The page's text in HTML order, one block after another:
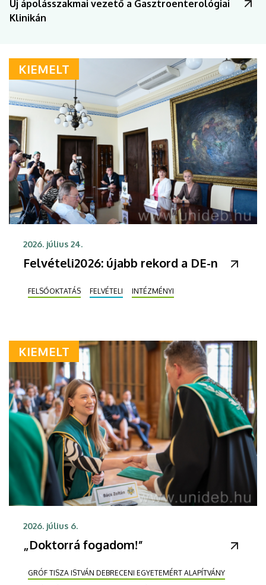
Új ápolásszakmai vezető a Gasztroenterológiai
Klinikán
KIEMELT
2026. július 24.
Felvételi2026: újabb rekord a DE-n
FELSŐOKTATÁS FELVÉTELI INTÉZMÉNYI
KIEMELT
2026. július 6.
„Doktorrá fogadom!”
GRÓF TISZA ISTVÁN DEBRECENI EGYETEMÉRT ALAPÍTVÁNY